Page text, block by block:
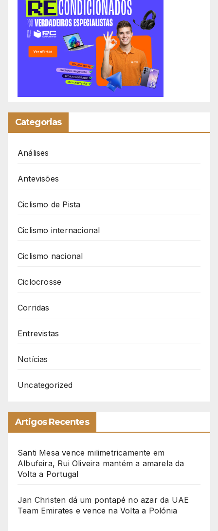
Categorias
Análises
Antevisões
Ciclismo de Pista
Ciclismo internacional
Ciclismo nacional
Ciclocrosse
Corridas
Entrevistas
Notícias
Uncategorized
Artigos Recentes
Santi Mesa vence milimetricamente em
Albufeira, Rui Oliveira mantém a amarela da
Volta a Portugal
Jan Christen dá um pontapé no azar da UAE
Team Emirates e vence na Volta a Polónia